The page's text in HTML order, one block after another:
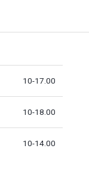
10-17.00
10-18.00
10-14.00